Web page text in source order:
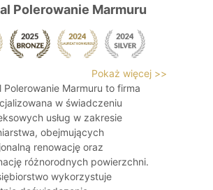
Polerowanie Marmuru
Pokaż więcej >>
Polerowanie Marmuru to firma
w świadczeniu
usług w zakresie
obejmujących
renowację oraz
różnorodnych powierzchni.
wykorzystuje